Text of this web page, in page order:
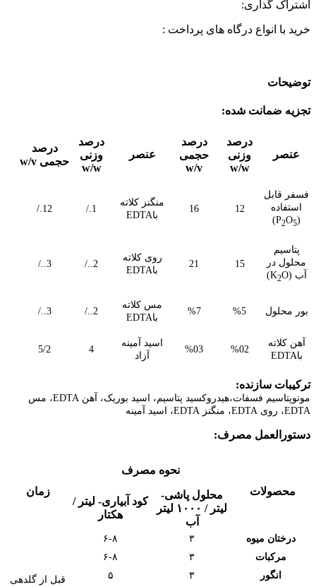
اشتراک گذاری:
خرید با انواع درگاه های پرداخت :
توضیحات
تجزیه ضمانت شده:
عنصر
درصد
وزنی
w/w
درصد
حجمی
w/v
عنصر
درصد
وزنی
w/w
درصد
حجمی w/v
فسفر قابل
استفاده
(P
2O5
)
12
16
منگنز کلاته
باEDTA
1./
12./
پتاسیم
محلول در
آب (K
2O)
15
21
روی کلاته
باEDTA
2../
3../
بور محلول %5
%7
مس کلاته
باEDTA
2../
3../
آهن کلاته
باEDTA
%02
%03
اسید آمینه
آزاد
4
5/2
ترکیبات سازنده:
مونوپتاسیم فسفات،هیدروکسید پتاسیم، اسید بوریک، آهن EDTA، مس
EDTA، روی EDTA، منگنز EDTA، اسید آمینه
دستورالعمل مصرف:
محصولات
نحوه مصرف
زمان
محلول پاشی-
لیتر / ۱۰۰۰ لیتر
آب
کود آبیاری- لیتر /
هکتار
درختان میوه ۳ ۶-۸
قبل از گلدهی
مرکبات ۳
۶-۸
انگور
۳
۵